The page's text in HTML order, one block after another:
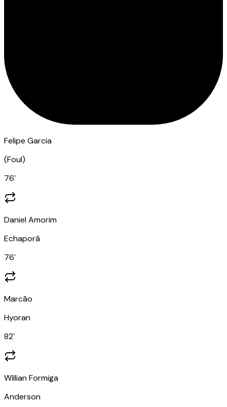
Felipe Garcia
(Foul)
76`
Daniel Amorim
Echaporã
76`
Marcão
Hyoran
82`
Willian Formiga
Anderson